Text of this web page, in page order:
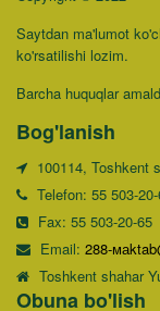
Saytdan ma'lumot
ko'rsatilishi lozim.
Barcha huquqlar
Bog'lanish
100114, Toshkent
Telefon: 55 503-
Fax: 55 503-20-65
Email:288-
Toshkent shahar
Obuna bo'lish